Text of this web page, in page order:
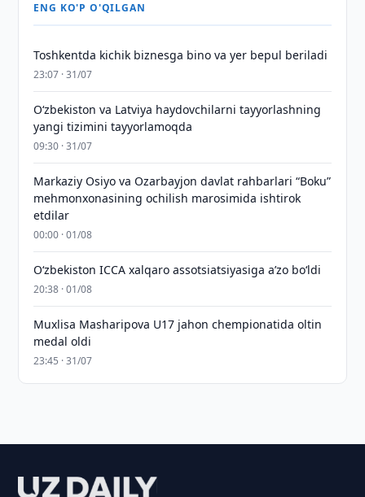
ENG KO'P O'QILGAN
Toshkentda kichik biznesga bino va yer bepul beriladi
23:07 · 31/07
Oʻzbekiston va Latviya haydovchilarni tayyorlashning
yangi tizimini tayyorlamoqda
09:30 · 31/07
Markaziy Osiyo va Ozarbayjon davlat rahbarlari “Boku”
mehmonxonasining ochilish marosimida ishtirok
etdilar
00:00 · 01/08
O‘zbekiston ICCA xalqaro assotsiatsiyasiga aʼzo bo‘ldi
20:38 · 01/08
Muxlisa Masharipova U17 jahon chempionatida oltin
medal oldi
23:45 · 31/07